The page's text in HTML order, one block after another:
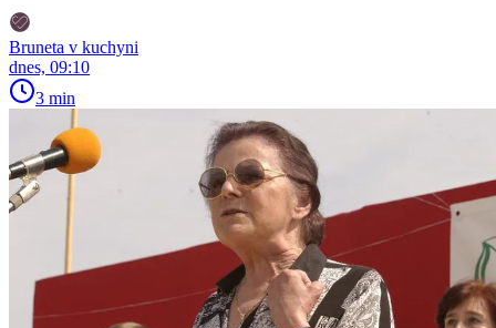
Bruneta v kuchyni
dnes, 09:10
3 min